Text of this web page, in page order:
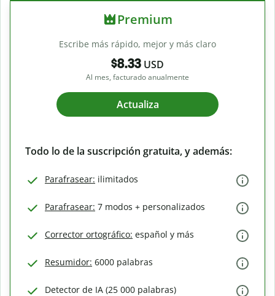
Premium
Escribe más rápido, mejor y más claro
$8.33 USD
Al mes, facturado anualmente
Actualiza
Todo lo de la suscripción gratuita, y además:
Parafrasear: ilimitados
Parafrasear: 7 modos + personalizados
Corrector ortográfico: español y más
Resumidor: 6000 palabras
Detector de IA (25 000 palabras)